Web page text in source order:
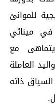
للموانئ
في مينائي
مع
العاملة
ذاته